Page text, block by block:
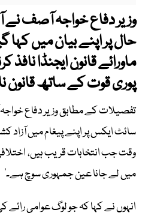
وزیر دفاع خواجہ آصف
حال پر اپنے بیان میں کہا
ماورائے قانون ایجنڈا نافذ
پوری قوت کے ساتھ
تفصیلات کے مطابق وزیر دفاع
سائٹ ایکس پر اپنے پیغام میں آزاد
وقت جب انتخابات قریب ہیں،
میں لے جانا عین جمہوری سوچ ہے۔‘
انہوں نے کہا کہ جو لوگ عوامی